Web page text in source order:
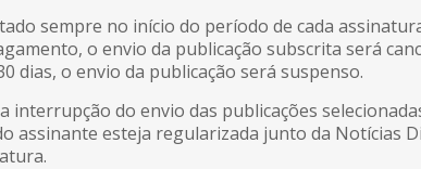
sempre no início do período de cada
o envio da publicação subscrita será
dias, o envio da publicação será suspenso.
interrupção do envio das publicações
assinante esteja regularizada junto da